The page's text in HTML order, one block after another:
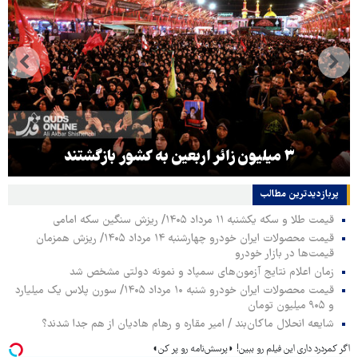
۳ میلیون زائر اربعین به کشور بازگشتند
پربازدیدترین‌ مطالب
قیمت طلا و سکه یکشنبه ۱۱ مرداد ۱۴۰۵/ ریزش سنگین سکه امامی
قیمت محصولات ایران خودرو چهارشنبه ۱۴ مرداد ۱۴۰۵/ ریزش همزمان
قیمت‌ها در بازار خودرو
زمان اعلام نتایج آزمون‌های سمپاد و نمونه دولتی مشخص شد
قیمت محصولات ایران خودرو شنبه ۱۰ مرداد ۱۴۰۵/ سورن پلاس یک میلیارد
و ۹۰۵ میلیون تومان
شایعه انحلال ماکان‌بند / امیر مقاره و رهام هادیان از هم جدا شدند؟
اگر کمردرد داری این فیلم رو ببین! ◗پرسش‌نامه رو پر کن◖